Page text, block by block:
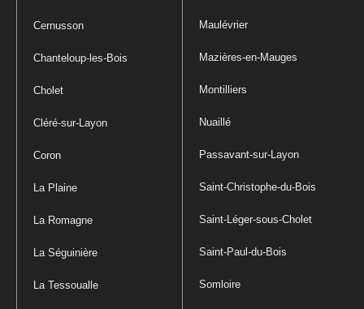
Cernusson
Chanteloup-les-Bois
Cholet
Cléré-sur-Layon
Coron
La Plaine
La Romagne
La Séguinière
La Tessoualle
Maulévrier
Mazières-en-Mauges
Montilliers
Nuaillé
Passavant-sur-Layon
Saint-Christophe-du-Bois
Saint-Léger-sous-Cholet
Saint-Paul-du-Bois
Somloire